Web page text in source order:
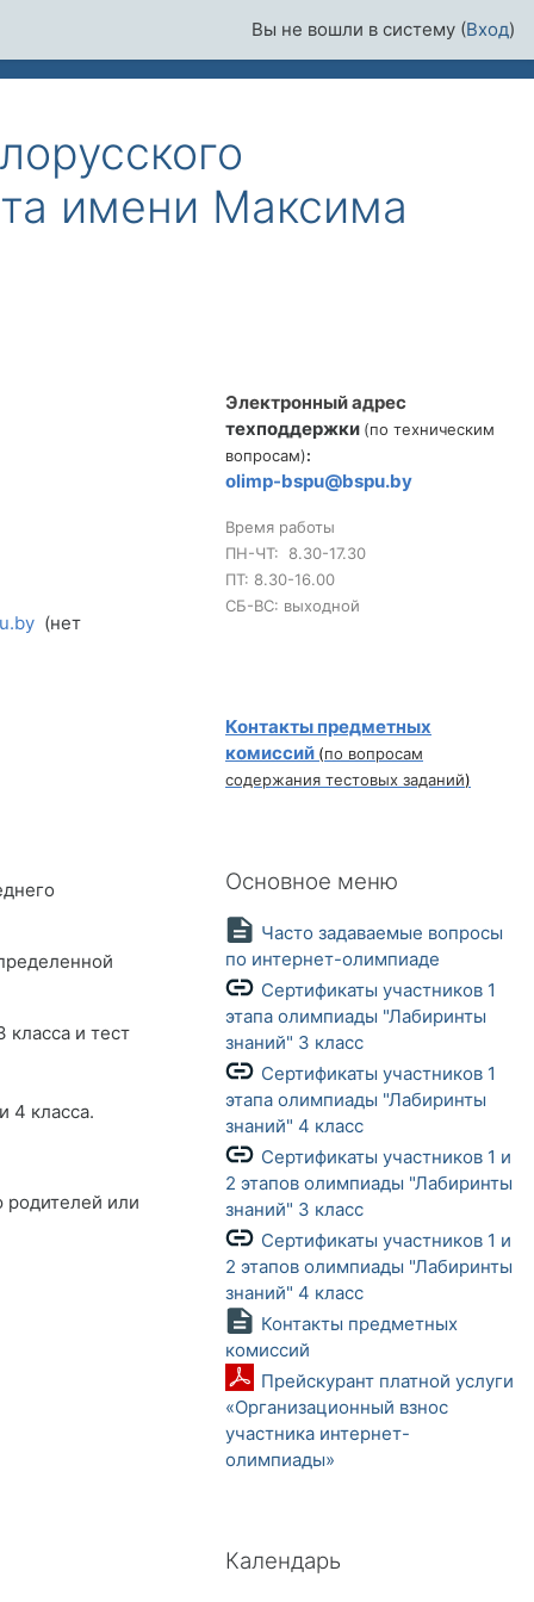
Вы не вошли в систему (Вход)
имени Максима
(нет
и тест
4 класса.
родителей или
Электронный адрес
техподдержки (по техническим
вопросам):
olimp-bspu@bspu.by
Время работы
ПН-ЧТ: 8.30-17.30
ПТ: 8.30-16.00
СБ-ВС: выходной
Контакты предметных
комиссий (по вопросам
содержания тестовых заданий)
Основное меню
Часто задаваемые вопросы
по интернет-олимпиаде
Сертификаты участников 1
этапа олимпиады "Лабиринты
знаний" 3 классГиперссылка
Сертификаты участников 1
этапа олимпиады "Лабиринты
знаний" 4 классГиперссылка
Сертификаты участников 1 и
2 этапов олимпиады "Лабиринты
знаний" 3 классГиперссылка
Сертификаты участников 1 и
2 этапов олимпиады "Лабиринты
знаний" 4 классГиперссылка
Контакты предметных
комиссий
Прейскурант платной услуги
«Организационный взнос
участника интернет-
олимпиады»
Календарь